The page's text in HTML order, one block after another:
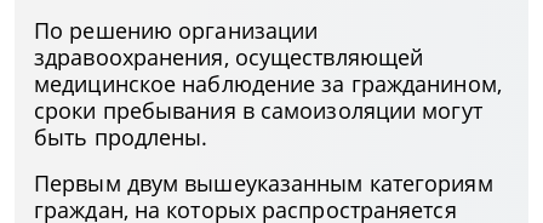
По решению организации
здравоохранения, осуществляющей
медицинское наблюдение за гражданином,
сроки пребывания в самоизоляции могут
быть продлены.
Первым двум вышеуказанным категориям
граждан, на которых распространяется